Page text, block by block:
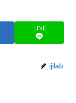
LINE
ijilab